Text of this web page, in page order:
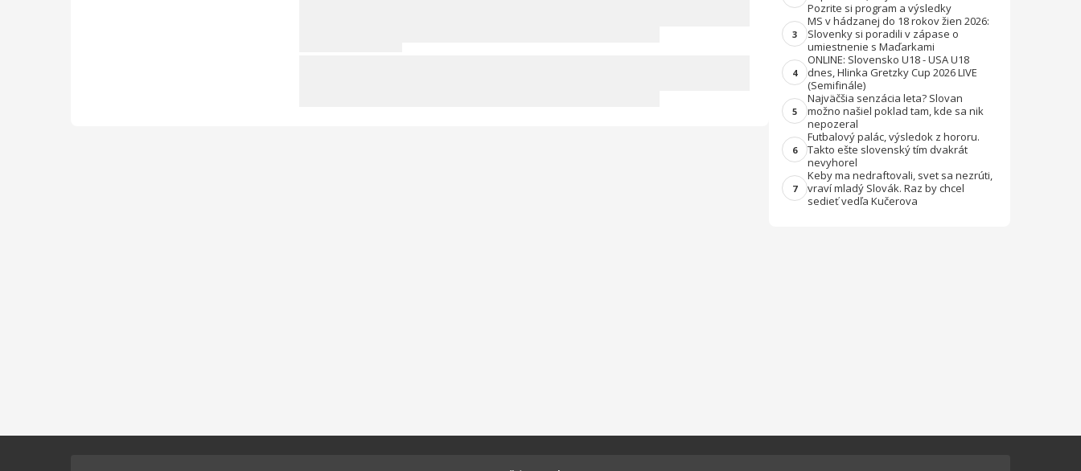
Pozrite si program a výsledky
3
MS v hádzanej do 18 rokov žien 2026:
Slovenky si poradili v zápase o
umiestnenie s Maďarkami
4
ONLINE: Slovensko U18 - USA U18
dnes, Hlinka Gretzky Cup 2026 LIVE
(Semifinále)
5
Najväčšia senzácia leta? Slovan
možno našiel poklad tam, kde sa nik
nepozeral
6
Futbalový palác, výsledok z hororu.
Takto ešte slovenský tím dvakrát
nevyhorel
7
Keby ma nedraftovali, svet sa nezrúti,
vraví mladý Slovák. Raz by chcel
sedieť vedľa Kučerova